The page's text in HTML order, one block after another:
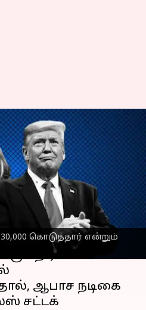
கொடுத்தார் என்றும்
டிரம்ப்
பெற்றார்
05, 2023 08:03 pm
அதிபர்
எதிரான
ஆபாச நடிகை
சட்டக்